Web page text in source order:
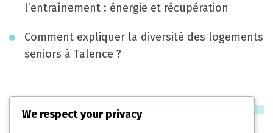
s
t
l’entraînement : énergie et récupération
Comment expliquer la diversité des logements
seniors à Talence ?
Catégories
We respect your privacy